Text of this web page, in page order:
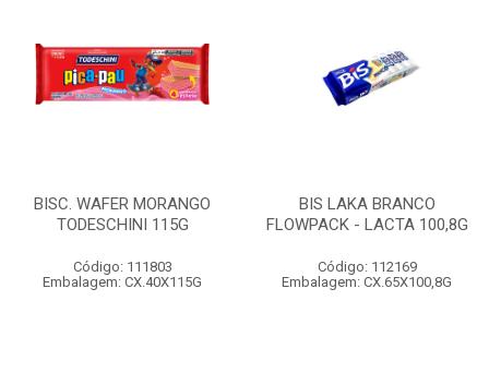
BISC. WAFER MORANGO
TODESCHINI 115G
Código: 111803
Embalagem: CX.40X115G
BIS LAKA BRANCO
FLOWPACK - LACTA 100,8G
Código: 112169
Embalagem: CX.65X100,8G